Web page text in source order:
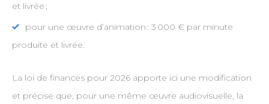
et livrée ;
pour une œuvre d’animation : 3 000 € par minute
produite et livrée.
La loi de finances pour 2026 apporte ici une modification
et précise que, pour une même œuvre audiovisuelle, la